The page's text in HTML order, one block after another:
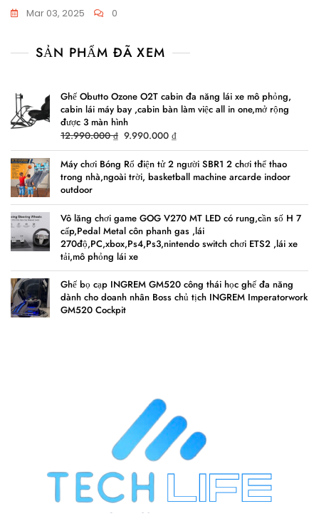
Mar 03, 2025 0
SẢN PHẨM ĐÃ XEM
Ghế Obutto Ozone O2T cabin đa năng lái xe mô phỏng,
cabin lái máy bay ,cabin bàn làm việc all in one,mở rộng
được 3 màn hình
12.990.000₫ Original
price
was:
12.990.000 ₫.
9.990.000 ₫
price
is:
9.990.000 ₫.
Máy chơi Bóng Rổ điện tử 2 người SBR1 2 chơi thể thao
trong nhà,ngoài trời, basketball machine arcarde indoor
outdoor
Vô lăng chơi game GOG V270 MT LED có rung,cần số H 7
cấp,Pedal Metal côn phanh gas ,lái
270độ,PC,xbox,Ps4,Ps3,nintendo switch chơi ETS2 ,lái xe
tải,mô phỏng lái xe
Ghế bọ cạp INGREM GM520 công thái học ghế đa năng
dành cho doanh nhân Boss chủ tịch INGREM Imperatorwork
GM520 Cockpit